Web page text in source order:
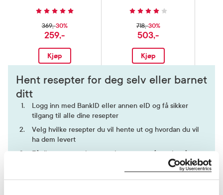
369,-30%
259,-
Kjøp
718,-30%
503,-
Kjøp
Hent resepter for deg selv eller barnet
ditt
Logg inn med BankID eller annen eID og få sikker
tilgang til alle dine resepter
Velg hvilke resepter du vil hente ut og hvordan du vil
ha dem levert
Få dine resepter levert raskt og trygt på avtalt måte